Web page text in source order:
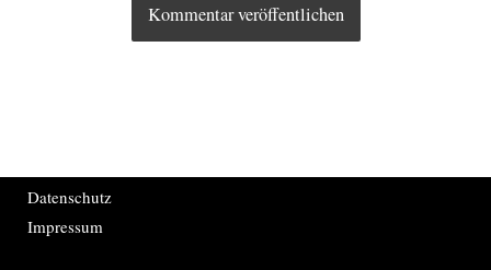
Datenschutz
Impressum